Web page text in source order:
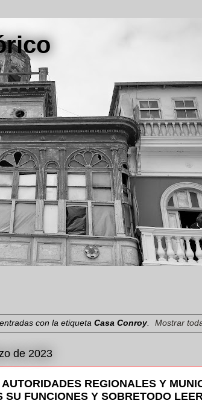
con la etiqueta Casa Conroy. Mostrar
de 2023
REGIONALES Y
SU FUNCIONES Y SOBRETODO